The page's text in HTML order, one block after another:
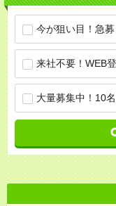
今が狙い目！急募
来社不要！WEB
大量募集中！10